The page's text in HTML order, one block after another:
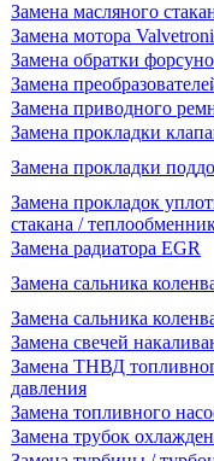
Замена масляного
Замена мотора
Замена обратки
Замена
Замена приводного
Замена прокладки
Замена прокладки
Замена прокладок
стакана /
Замена радиатора EGR
Замена сальника
Замена сальника
Замена свечей
Замена ТНВД
давления
Замена топливного
Замена трубок